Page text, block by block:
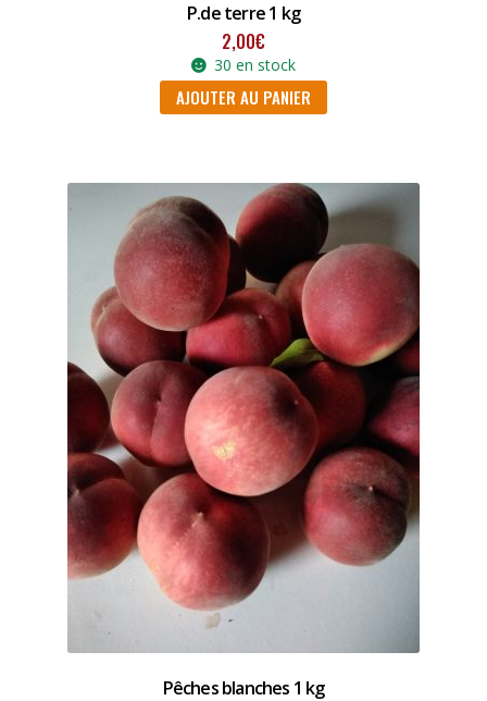
P.de terre 1 kg
2,00€
30 en stock
AJOUTER AU PANIER
Pêches blanches 1 kg